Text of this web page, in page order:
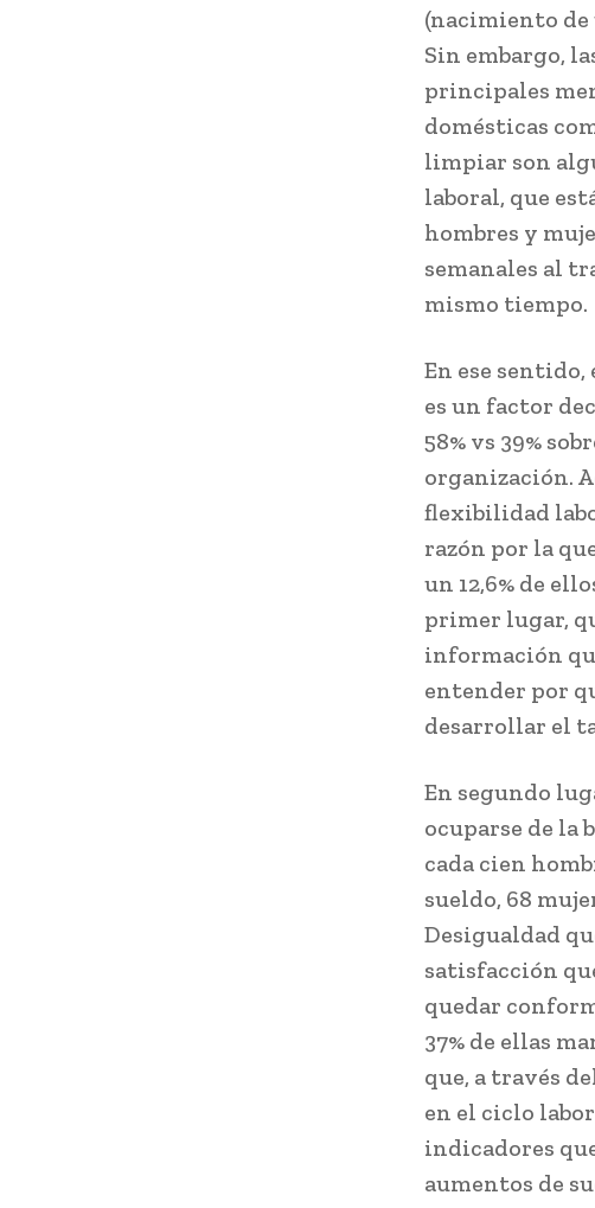
(nacimiento
Sin embargo,
principales
domésticas
limpiar son
laboral, que
hombres y
semanales al
mismo tiempo.
En ese
es un factor
58% vs 39%
organización.
flexibilidad
razón por la
un 12,6% de
primer lugar,
información
entender por
desarrollar el
En segundo
ocuparse de la
cada cien
sueldo, 68
Desigualdad
satisfacción
quedar
37% de ellas
que, a través
en el ciclo
indicadores
aumentos de